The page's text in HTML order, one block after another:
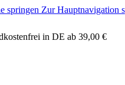
springen Zur Hauptnavigation
in DE ab 39,00 €